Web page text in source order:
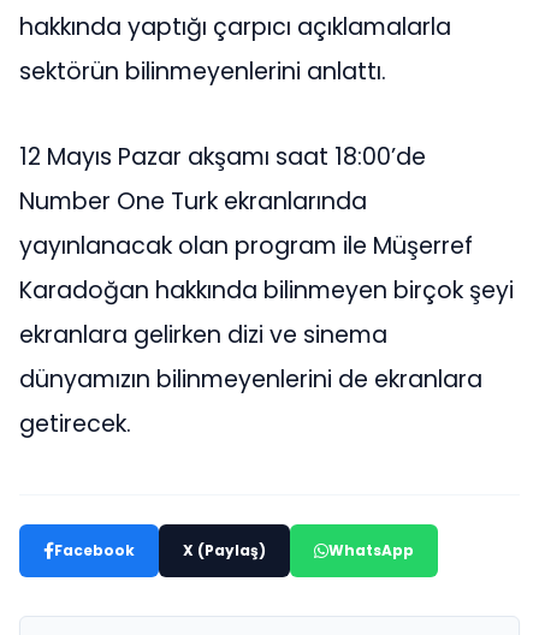
hakkında yaptığı çarpıcı açıklamalarla
sektörün bilinmeyenlerini anlattı.
12 Mayıs Pazar akşamı saat 18:00’de
Number One Turk ekranlarında
yayınlanacak olan program ile Müşerref
Karadoğan hakkında bilinmeyen birçok şeyi
ekranlara gelirken dizi ve sinema
dünyamızın bilinmeyenlerini de ekranlara
getirecek.
Facebook X (Paylaş) WhatsApp